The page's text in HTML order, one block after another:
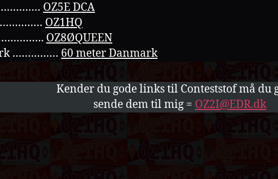
OZ5E DCA
…………… OZ1HQ
OZ8ØQUEEN
…………… 60 meter Danmark
Kender du gode links til Conteststof må du
sende dem til mig = OZ2I@EDR.dk